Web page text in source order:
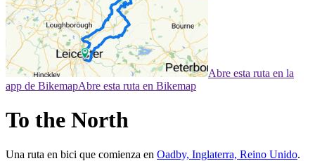
Abre esta ruta en la
app de BikemapAbre esta ruta en Bikemap
To the North
Una ruta en bici que comienza en Oadby, Inglaterra, Reino Unido.